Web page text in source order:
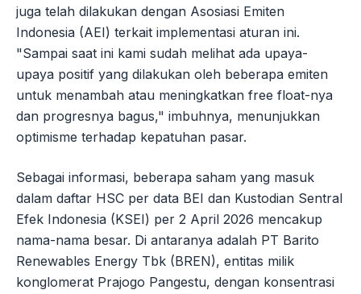
juga telah dilakukan dengan Asosiasi Emiten
Indonesia (AEI) terkait implementasi aturan ini.
"Sampai saat ini kami sudah melihat ada upaya-
upaya positif yang dilakukan oleh beberapa emiten
untuk menambah atau meningkatkan free float-nya
dan progresnya bagus," imbuhnya, menunjukkan
optimisme terhadap kepatuhan pasar.
Sebagai informasi, beberapa saham yang masuk
dalam daftar HSC per data BEI dan Kustodian Sentral
Efek Indonesia (KSEI) per 2 April 2026 mencakup
nama-nama besar. Di antaranya adalah PT Barito
Renewables Energy Tbk (BREN), entitas milik
konglomerat Prajogo Pangestu, dengan konsentrasi